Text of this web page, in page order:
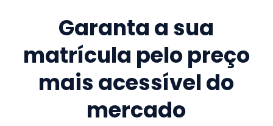
Garanta a sua
matrícula pelo preço
mais acessível do
mercado